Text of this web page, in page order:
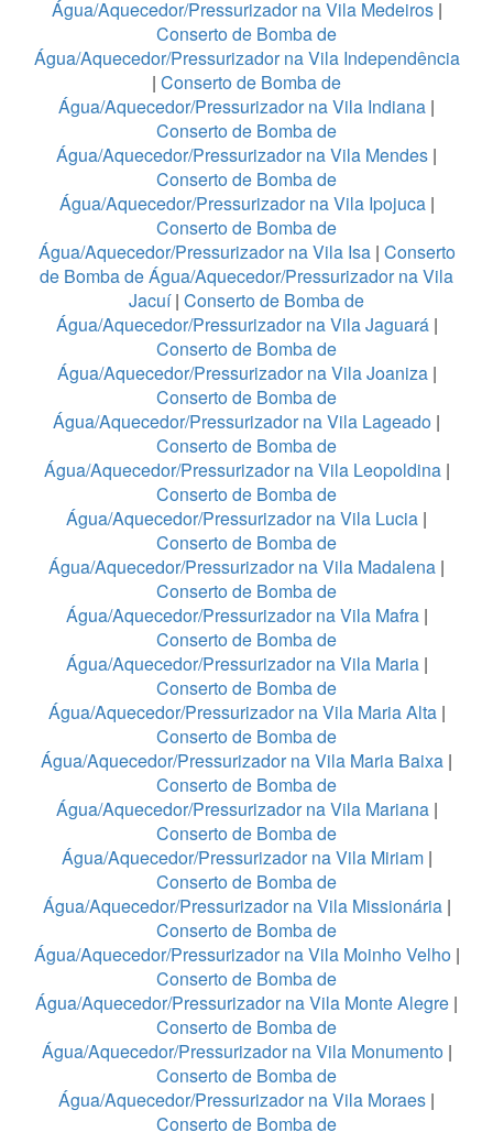
Água/Aquecedor/Pressurizador na Vila Medeiros|
Conserto de Bomba de
Água/Aquecedor/Pressurizador na Vila Independência
| Conserto de Bomba de
Água/Aquecedor/Pressurizador na Vila Indiana |
Conserto de Bomba de
Água/Aquecedor/Pressurizador na Vila Mendes |
Conserto de Bomba de
Água/Aquecedor/Pressurizador na Vila Ipojuca|
Conserto de Bomba de
Água/Aquecedor/Pressurizador na Vila Isa| Conserto
de Bomba de Água/Aquecedor/Pressurizador na Vila
Jacuí| Conserto de Bomba de
Água/Aquecedor/Pressurizador na Vila Jaguará|
Conserto de Bomba de
Água/Aquecedor/Pressurizador na Vila Joaniza|
Conserto de Bomba de
Água/Aquecedor/Pressurizador na Vila Lageado |
Conserto de Bomba de
Água/Aquecedor/Pressurizador na Vila Leopoldina|
Conserto de Bomba de
Água/Aquecedor/Pressurizador na Vila Lucia |
Conserto de Bomba de
Água/Aquecedor/Pressurizador na Vila Madalena |
Conserto de Bomba de
Água/Aquecedor/Pressurizador na Vila Mafra |
Conserto de Bomba de
Água/Aquecedor/Pressurizador na Vila Maria|
Conserto de Bomba de
Água/Aquecedor/Pressurizador na Vila Maria Alta|
Conserto de Bomba de
Água/Aquecedor/Pressurizador na Vila Maria Baixa |
Conserto de Bomba de
Água/Aquecedor/Pressurizador na Vila Mariana|
Conserto de Bomba de
Água/Aquecedor/Pressurizador na Vila Miriam|
Conserto de Bomba de
Água/Aquecedor/Pressurizador na Vila Missionária|
Conserto de Bomba de
Água/Aquecedor/Pressurizador na Vila Moinho Velho|
Conserto de Bomba de
Água/Aquecedor/Pressurizador na Vila Monte Alegre |
Conserto de Bomba de
Água/Aquecedor/Pressurizador na Vila Monumento|
Conserto de Bomba de
Água/Aquecedor/Pressurizador na Vila Moraes |
Conserto de Bomba de